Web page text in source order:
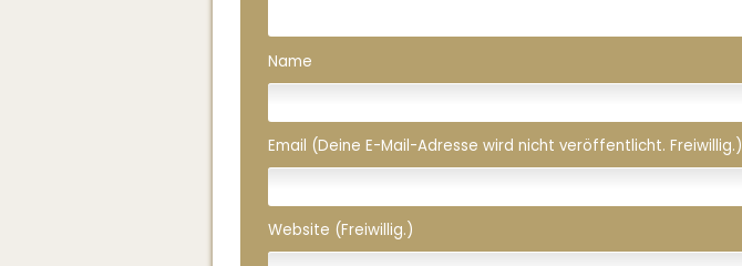
Name
Email (Deine E-Mail-Adresse wird nicht veröffentlicht. Freiwillig.)
Website (Freiwillig.)